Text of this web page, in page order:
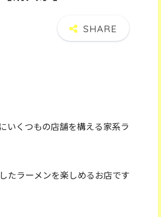
いくつもの店舗を構える家系ラ
たラーメンを楽しめるお店です